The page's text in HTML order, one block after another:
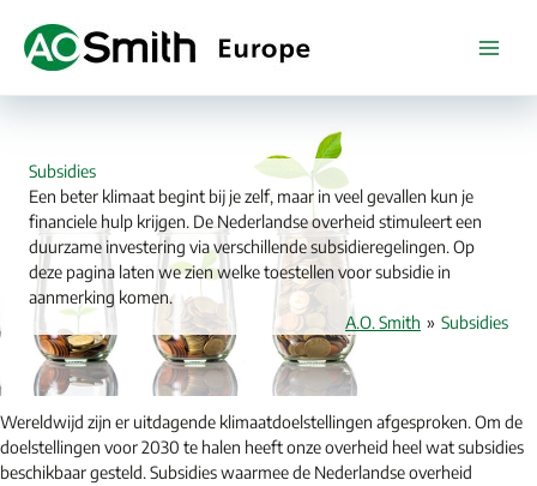
naar
Subsidies
Een beter klimaat begint bij je zelf, maar in veel gevallen kun je
financiele hulp krijgen. De Nederlandse overheid stimuleert een
duurzame investering via verschillende subsidieregelingen. Op
deze pagina laten we zien welke toestellen voor subsidie in
aanmerking komen.
A.O. Smith » Subsidies
Wereldwijd zijn er uitdagende klimaatdoelstellingen afgesproken. Om de
doelstellingen voor 2030 te halen heeft onze overheid heel wat subsidies
beschikbaar gesteld. Subsidies waarmee de Nederlandse overheid